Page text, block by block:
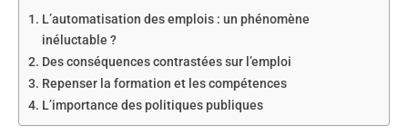
L’automatisation des emplois : un phénomène
inéluctable ?
Des conséquences contrastées sur l’emploi
Repenser la formation et les compétences
L’importance des politiques publiques